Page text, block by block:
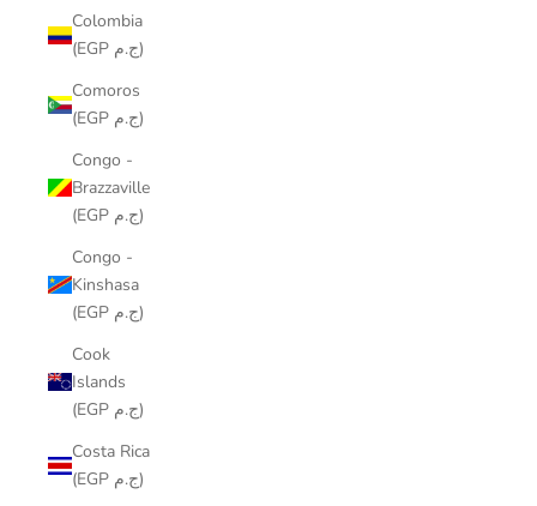
Colombia
(EGP ج.م)
Comoros
(EGP ج.م)
Congo -
Brazzaville
(EGP ج.م)
Congo -
Kinshasa
(EGP ج.م)
Cook
Islands
(EGP ج.م)
Costa Rica
(EGP ج.م)